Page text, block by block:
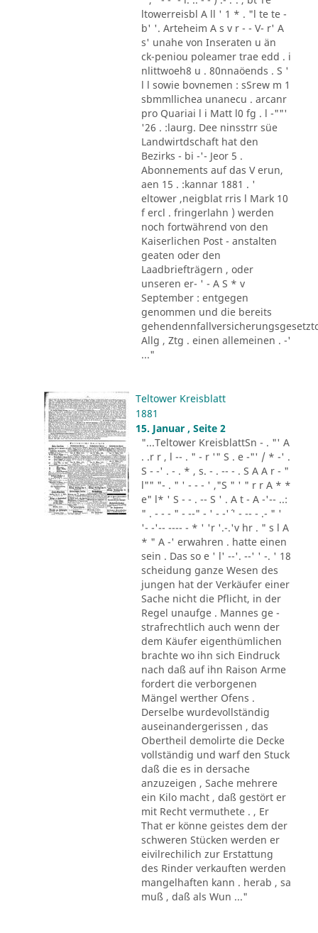
ltowerreisbl A ll ' 1 * . "l te te -
b' '. Arteheim A s v r - - V- r' A
s' unahe von Inseraten u än
ck-peniou poleamer trae edd . i
nlittwoeh8 u . 80nnaöends . S '
l l sowie bovnemen : sSrew m 1
sbmmllichea unanecu . arcanr
pro Quariai l i Matt l0 fg . l -""'
'26 . :laurg. Dee ninsstrr süe
Landwirtdschaft hat den
Bezirks - bi -'- Jeor 5 .
Abonnements auf das V erun,
aen 15 . :kannar 1881 . '
eltower ,neigblat rris l Mark 10
f ercl . fringerlahn ) werden
noch fortwährend von den
Kaiserlichen Post - anstalten
geaten oder den
Laadbriefträgern , oder
unseren er- ' - A S * v
September : entgegen
genommen und die bereits
Allg , Ztg . einen allemeinen . -'
..."
Teltower Kreisblatt
1881
15. Januar , Seite 2
"...Teltower KreisblattSn - . "' A
. .r r , l -- . " - r '" S . e -"' / * -' .
S - -' . - . * , s. - . -- - . S A A r - "
l"" "- . " ' - - - ' ,"S " ' " r r A * *
e" l* ' S - - . -- S ' . A t - A -'-- ..:
" . - - - " - --" - ' - -'´ ' - -- - .- " '
'- -'-- ---- - * ' 'r '.-.'v hr . " s l A
* " A -' erwahren . hatte einen
sein . Das so e ' l' --'. --' ' -. ' 18
scheidung ganze Wesen des
jungen hat der Verkäufer einer
Sache nicht die Pflicht, in der
Regel unaufge . Mannes ge -
strafrechtlich auch wenn der
dem Käufer eigenthümlichen
brachte wo ihn sich Eindruck
nach daß auf ihn Raison Arme
fordert die verborgenen
Mängel werther Ofens .
Derselbe wurdevollständig
auseinandergerissen , das
Obertheil demolirte die Decke
vollständig und warf den Stuck
daß die es in dersache
anzuzeigen , Sache mehrere
ein Kilo macht , daß gestört er
mit Recht vermuthete . , Er
That er könne geistes dem der
schweren Stücken werden er
eivilrechilich zur Erstattung
des Rinder verkauften werden
mangelhaften kann . herab , sa
muß , daß als Wun ..."